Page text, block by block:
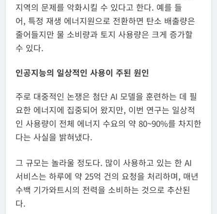
지역의 문제를 악화시킬 수 있다고 한다. 예를 들
어, 특정 재생 에너지원으로 전환하면 탄소 배출량은
줄어들지만 물 소비량과 토지 사용량은 크게 증가할
수 있다.
인공지능의 일상적인 사용이 주된 원인
주로 대중적인 논쟁은 첨단 AI 모델을 훈련하는 데 필
요한 에너지에 집중되어 왔지만, 이번 연구는 일상적
인 사용량이 전체 에너지 수요의 약 80~90%를 차지한
다는 사실을 밝혀냈다.
그 규모는 놀라울 정도다. 많이 사용하고 있는 한 AI
서비스는 하루에 약 25억 건의 요청을 처리하며, 매년
수백 기가와트시의 전력을 소비하는 것으로 추산된
다.